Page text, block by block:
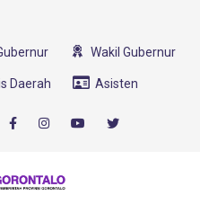
Wakil Gubernur
Daerah Asisten